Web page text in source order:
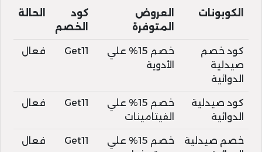
الكوبونات
العروض
المتوفرة
كود
الخصم
الحالة
كود خصم
صيدلية
الدوائية
خصم 15% علي
الأدوية
Get11 فعال
كود صيدلية
الدوائية
خصم 15% علي
الفيتامينات
Get11 فعال
خصم صيدلية
خصم 15% علي
Get11 فعال